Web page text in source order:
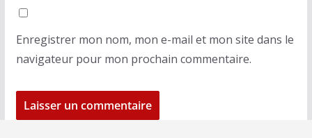
Enregistrer mon nom, mon e-mail et mon site dans le
navigateur pour mon prochain commentaire.